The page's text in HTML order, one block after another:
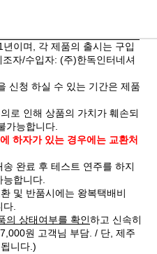
이며, 각 제품의 출시는 구입
자/수입자: (주)한독인터네셔
신청 하실 수 있는 기간은 제품
로 인해 상품의 가치가 훼손되
가능합니다.
하자가 있는 경우에는 교환처
완료 후 테스트 연주를 하지
능합니다.
및 반품시에는 왕복택배비
다.
의 상태여부를 확인하고 신속히
원 고객님 부담. / 단, 제주
니다.)